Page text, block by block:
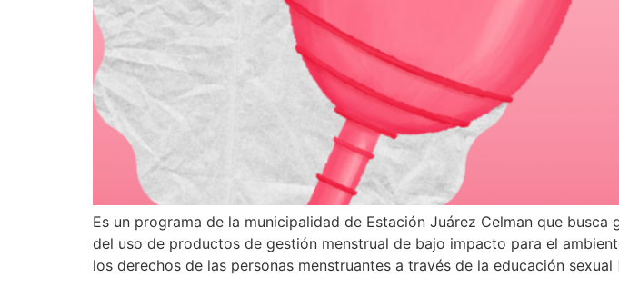
Es un programa de la municipalidad de Estación Juárez Celman que
del uso de productos de gestión menstrual de bajo impacto para el
los derechos de las personas menstruantes a través de la educación